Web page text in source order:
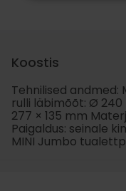
Koostis
Tehnilised andmed:
rulli läbimõõt: Ø 240
277 × 135 mm
Paigaldus: seinale
MINI Jumbo